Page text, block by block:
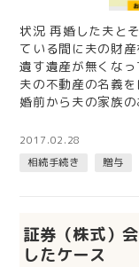
状況 再婚した夫と
ている間に夫の財
遺す遺産が無くな
夫の不動産の名義
婚前から夫の家族
2017.02.28
相続手続き
贈与
証券（株式）
したケース